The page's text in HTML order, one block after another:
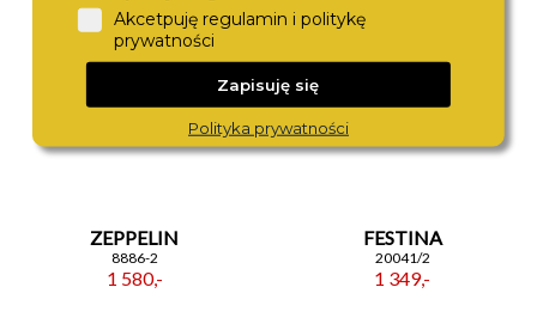
ZEPPELIN
8886-2
1 580,-
FESTINA
20041/2
1 349,-
Akcetpuję regulamin i politykę
prywatności
Zapisuję się
Polityka prywatności